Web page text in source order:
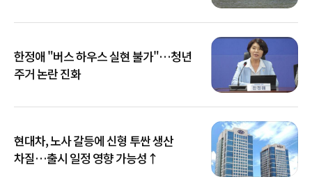
한정애 "버스 하우스 실현 불가"…청년
주거 논란 진화
현대차, 노사 갈등에 신형 투싼 생산
차질…출시 일정 영향 가능성↑